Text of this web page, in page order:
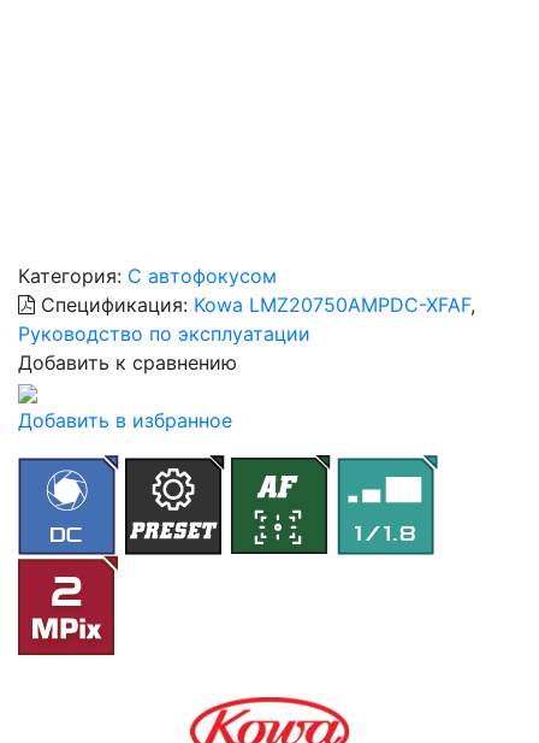
Категория: С автофокусом
Спецификация: Kowa LMZ20750AMPDC-XFAF,
Руководство по эксплуатации
Добавить к сравнению
Добавить в избранное